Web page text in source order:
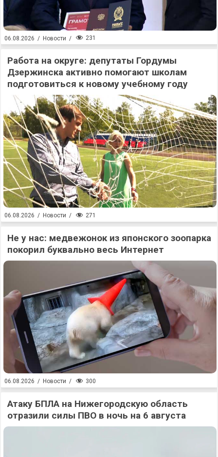
06.08.2026 / Новости / 231
Работа на округе: депутаты Гордумы
Дзержинска активно помогают школам
подготовиться к новому учебному году
06.08.2026 / Новости / 271
Не у нас: медвежонок из японского зоопарка
покорил буквально весь Интернет
06.08.2026 / Новости / 300
Атаку БПЛА на Нижегородскую область
отразили силы ПВО в ночь на 6 августа